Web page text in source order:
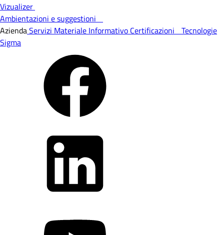
Vizualizer
Ambientazioni e suggestioni
AziendaServizi Materiale Informativo Certificazioni Tecnologie
Sigma